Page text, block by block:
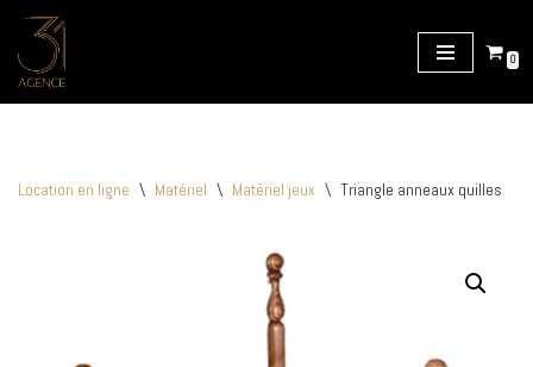
Aller
au
0
Location en ligne \ Matériel \ Matériel jeux \ Triangle anneaux quilles